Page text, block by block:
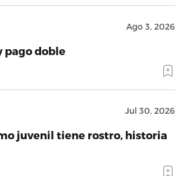
Ago 3, 2026
pago doble
Jul 30, 2026
juvenil tiene rostro, historia